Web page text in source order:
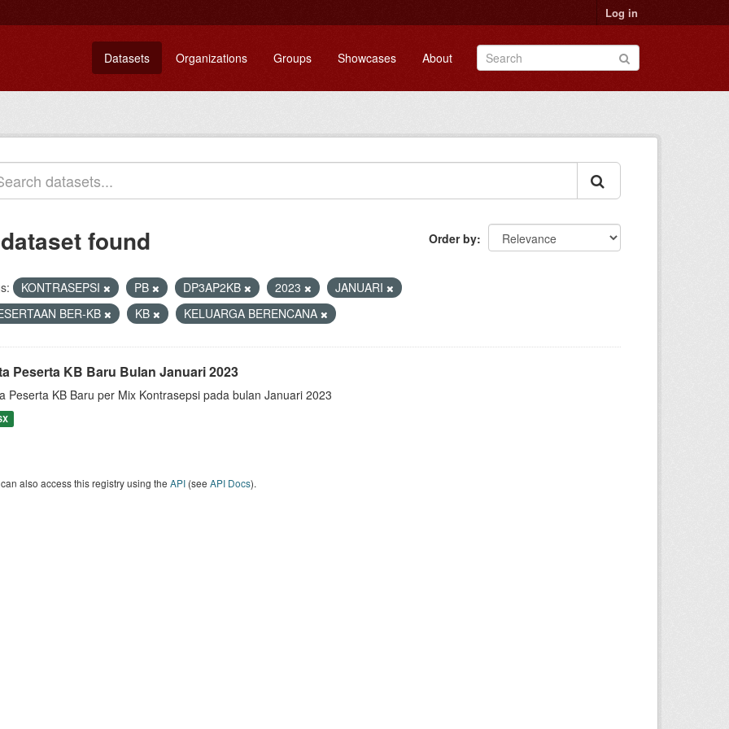
Log in
Datasets Organizations Groups Showcases About
Order by
found
KONTRASEPSI PB DP3AP2KB 2023
JANUARI
BER-KB
KB KELUARGA BERENCANA
Peserta KB Baru Bulan Januari 2023
Peserta KB Baru per Mix Kontrasepsi pada bulan Januari 2023
also access this registry using the API (see API Docs).